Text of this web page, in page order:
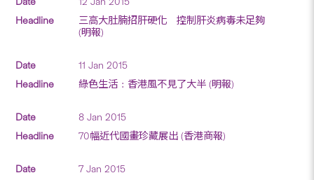
三高大肚腩招肝硬化 控制肝炎病毒未足夠
(明報)
11 Jan 2015
綠色生活﹕香港風不見了大半 (明報)
8 Jan 2015
70幅近代國畫珍藏展出 (香港商報)
7 Jan 2015